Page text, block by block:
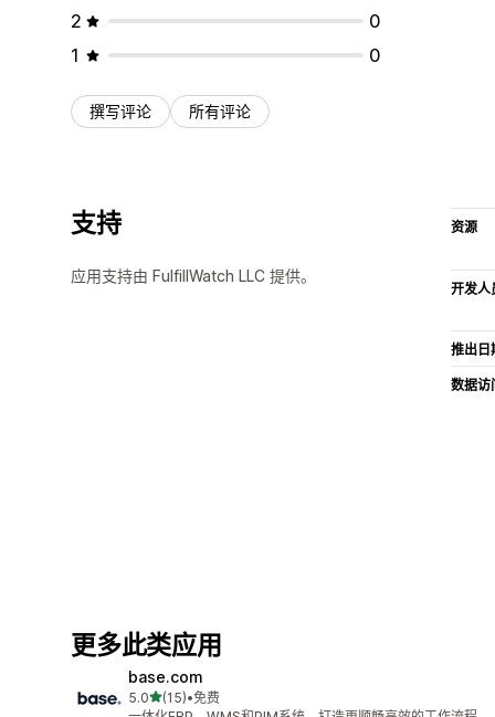
2
0
1
0
撰写评论 所有评论
支持
应用支持由 FulfillWatch LLC 提供。
资源
开发人
推出日
数据访
更多此类应用
base.com
5.0星（满分 5 星）
(15)
总共 15 条评论
•免费